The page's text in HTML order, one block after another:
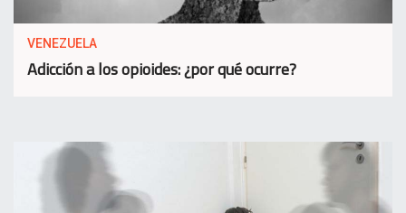
VENEZUELA
Adicción a los opioides: ¿por qué ocurre?